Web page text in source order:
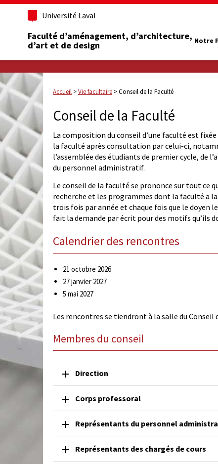
Université Laval
Faculté d’aménagement, d’architecture,
d’art et de design
Notre
Accueil >Vie facultaire >Conseil de la Faculté
Conseil de la Faculté
La composition du conseil d’une faculté est
la faculté après consultation par celui-ci,
l’assemblée des étudiants de premier cycle, de
du personnel administratif.
Le conseil de la faculté se prononce sur tout ce
recherche et les programmes dont la faculté a
trois fois par année et chaque fois que le doyen
fait la demande par écrit pour des motifs qu’ils
Calendrier des rencontres
21 octobre 2026
27 janvier 2027
5 mai 2027
Les rencontres se tiendront à la salle du Conseil
Membres du conseil
Direction
Corps professoral
Représentants du personnel
Représentants des chargés de cours